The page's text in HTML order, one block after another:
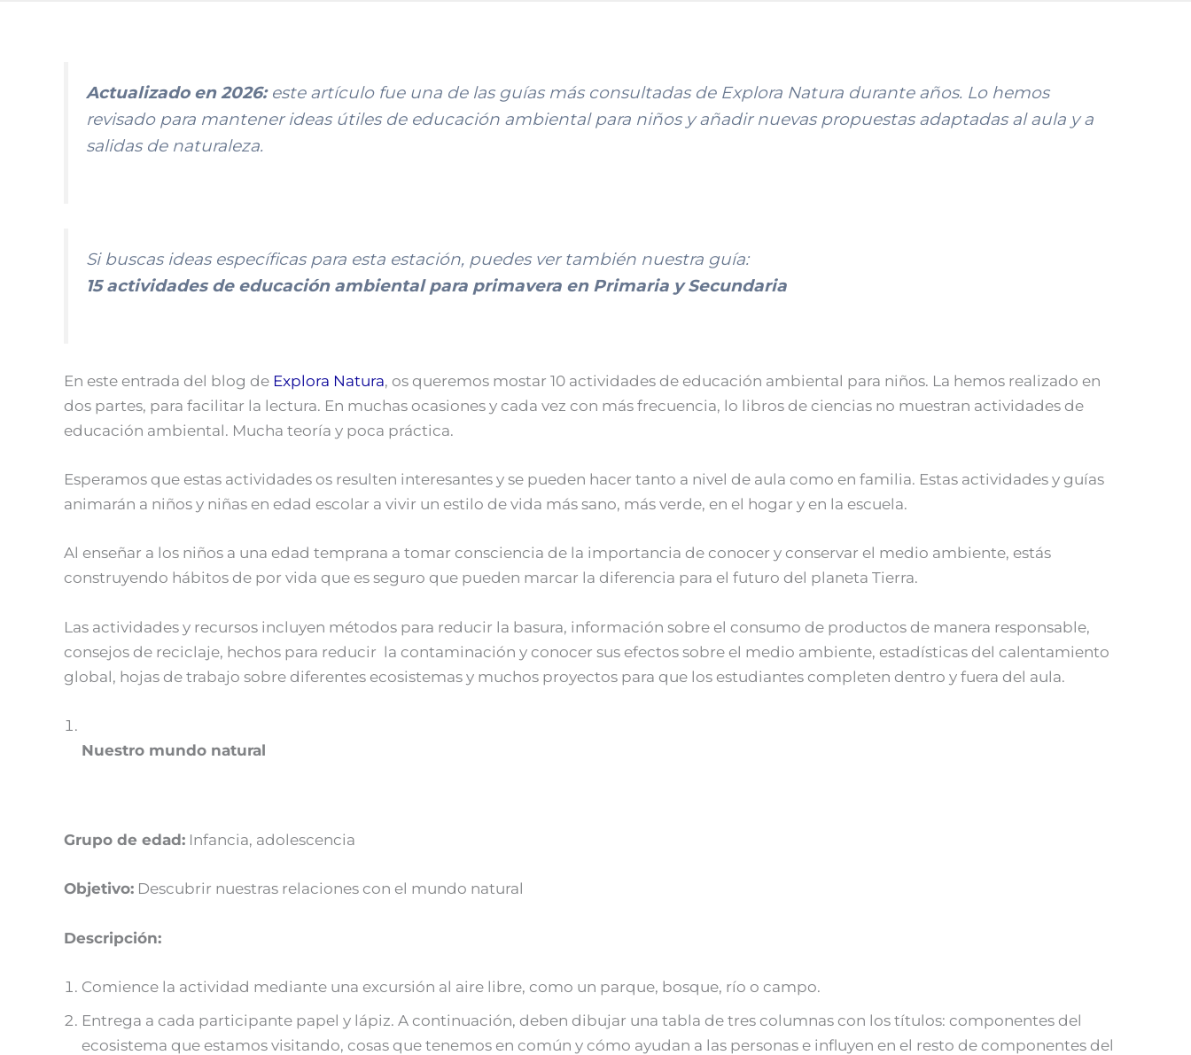
Actualizado en 2026:este artículo fue una de las guías más consultadas de Explora Natura durante años. Lo hemos
revisado para mantener ideas útiles de educación ambiental para niños y añadir nuevas propuestas adaptadas al aula y a
salidas de naturaleza.
Si buscas ideas específicas para esta estación, puedes ver también nuestra guía:
15 actividades de educación ambiental para primavera en Primaria y Secundaria
En este entrada del blog de Explora Natura, os queremos mostar 10 actividades de educación ambiental para niños. La hemos realizado en
dos partes, para facilitar la lectura. En muchas ocasiones y cada vez con más frecuencia, lo libros de ciencias no muestran actividades de
educación ambiental. Mucha teoría y poca práctica.
Esperamos que estas actividades os resulten interesantes y se pueden hacer tanto a nivel de aula como en familia. Estas actividades y guías
animarán a niños y niñas en edad escolar a vivir un estilo de vida más sano, más verde, en el hogar y en la escuela.
Al enseñar a los niños a una edad temprana a tomar consciencia de la importancia de conocer y conservar el medio ambiente, estás
construyendo hábitos de por vida que es seguro que pueden marcar la diferencia para el futuro del planeta Tierra.
Las actividades y recursos incluyen métodos para reducir la basura, información sobre el consumo de productos de manera responsable,
consejos de reciclaje, hechos para reducir la contaminación y conocer sus efectos sobre el medio ambiente, estadísticas del calentamiento
global, hojas de trabajo sobre diferentes ecosistemas y muchos proyectos para que los estudiantes completen dentro y fuera del aula.
Nuestro mundo natural
Grupo de edad: Infancia, adolescencia
Objetivo: Descubrir nuestras relaciones con el mundo natural
Descripción:
Comience la actividad mediante una excursión al aire libre, como un parque, bosque, río o campo.
Entrega a cada participante papel y lápiz. A continuación, deben dibujar una tabla de tres columnas con los títulos: componentes del
ecosistema que estamos visitando, cosas que tenemos en común y cómo ayudan a las personas e influyen en el resto de componentes del